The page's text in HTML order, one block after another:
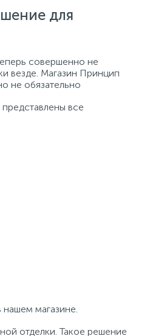
для
совершенно не
везде. Магазин Принцип
не обязательно
все
нашем магазине.
отделки. Такое решение